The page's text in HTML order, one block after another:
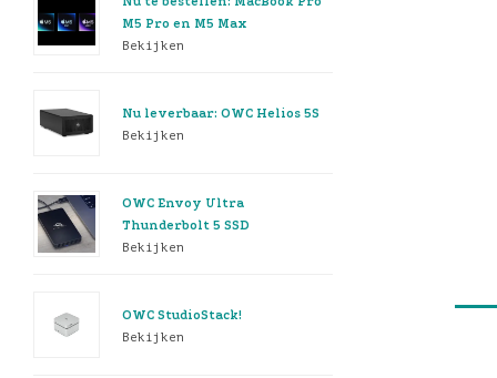
M5 Pro en M5 Max
Bekijken
Nu leverbaar: OWC Helios 5S
Bekijken
OWC Envoy Ultra
Thunderbolt 5 SSD
Bekijken
OWC StudioStack!
Bekijken